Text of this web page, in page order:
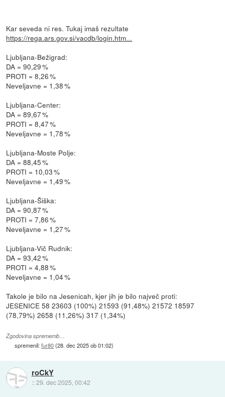
Kar seveda ni res. Tukaj imaš rezultate
https://rega.ars.gov.si/vacdb/login.htm...
Ljubljana-Bežigrad:
DA = 90,29 %
PROTI = 8,26 %
Neveljavne = 1,38 %
Ljubljana-Center:
DA = 89,67 %
PROTI = 8,47 %
Neveljavne = 1,78 %
Ljubljana-Moste Polje:
DA = 88,45 %
PROTI = 10,03 %
Neveljavne = 1,49 %
Ljubljana-Šiška:
DA = 90,87 %
PROTI = 7,86 %
Neveljavne = 1,27 %
Ljubljana-Vič Rudnik:
DA = 93,42 %
PROTI = 4,88 %
Neveljavne = 1,04 %
Takole je bilo na Jesenicah, kjer jih je bilo največ proti:
JESENICE 58 23603 (100%) 21593 (91,48%) 21572 18597
(78,79%) 2658 (11,26%) 317 (1,34%)
Zgodovina sprememb…
spremenil:fur80(28. dec 2025 ob 01:02)
roCkY
::29. dec 2025, 00:42